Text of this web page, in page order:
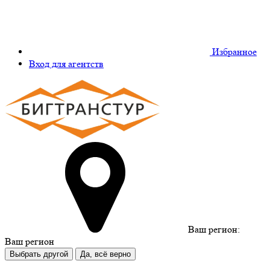
Избранное
Вход для агентств
Ваш регион:
Ваш регион
Выбрать другой Да, всё верно